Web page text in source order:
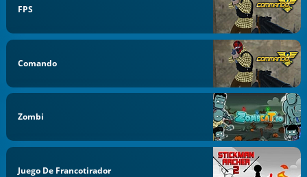
FPS
Comando
Zombi
Juego De Francotirador